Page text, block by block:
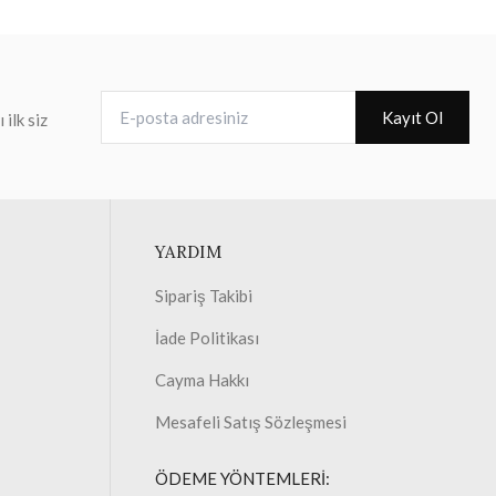
ilk siz
Kayıt Ol
YARDIM
Sipariş Takibi
İade Politikası
Cayma Hakkı
Mesafeli Satış Sözleşmesi
ÖDEME YÖNTEMLERİ: